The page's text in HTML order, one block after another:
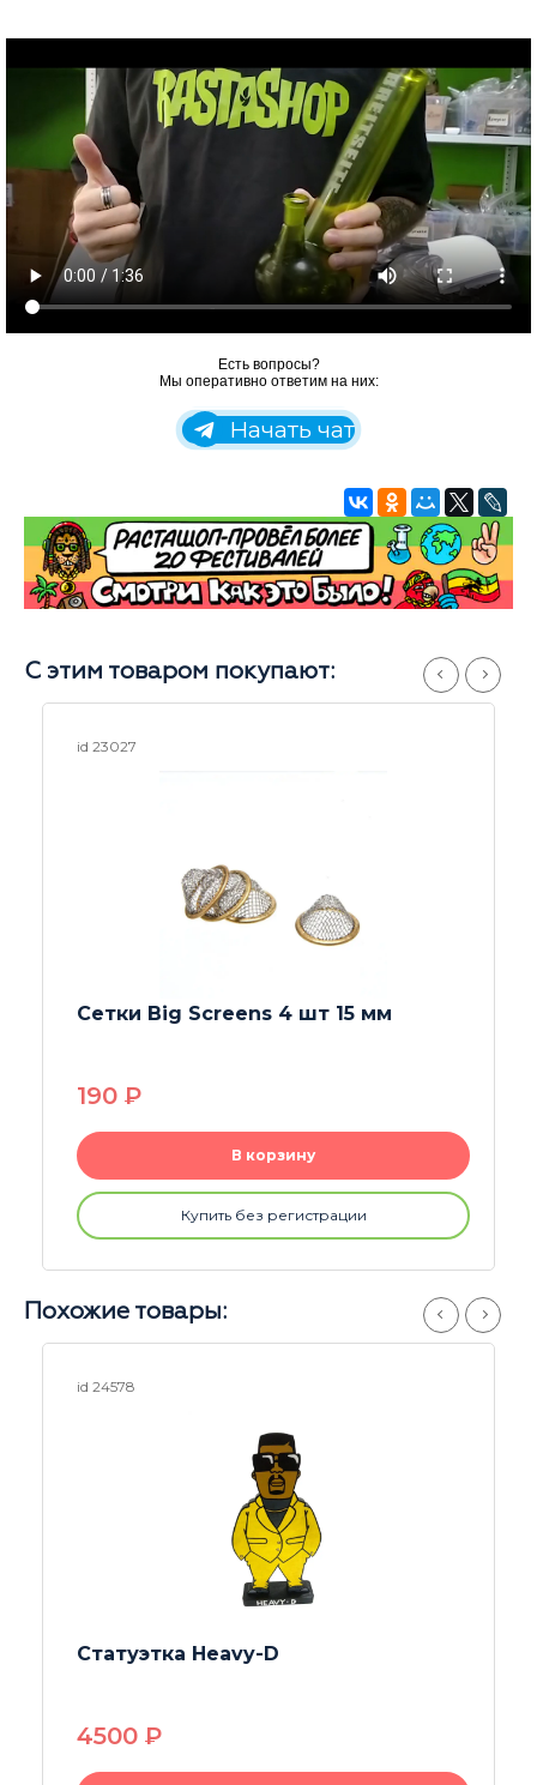
Есть вопросы?
Мы оперативно ответим на них:
Начать чат
С этим товаром покупают:
id 25902
Сетки Big Screen 3 шт
290P
В корзину
Купить без регистрации
Похожие товары:
id 25176
Статуэтка Rastashop Lion
4500P